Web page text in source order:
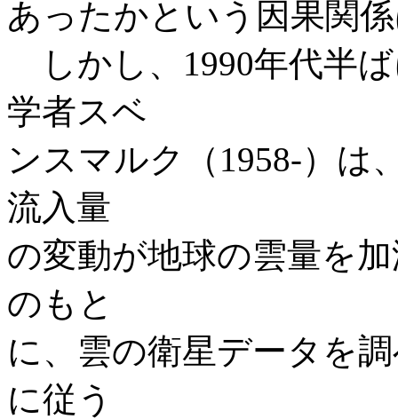
あったかという因果関
しかし、1990年代半
学者スベ
ンスマルク（1958‐）は
流入量
の変動が地球の雲量を
のもと
に、雲の衛星データを
に従う